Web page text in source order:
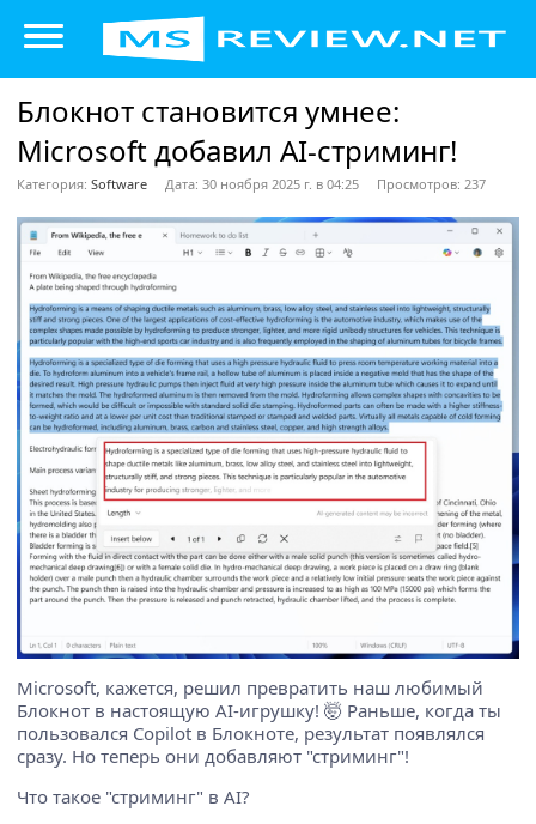
Блокнот становится умнее:
Microsoft добавил AI-стриминг!
Категория: Software Дата: 30 ноября 2025 г. в 04:25 Просмотров: 237
Microsoft, кажется, решил превратить наш любимый
Блокнот в настоящую AI-игрушку! 🤯 Раньше, когда ты
пользовался Copilot в Блокноте, результат появлялся
сразу. Но теперь они добавляют "стриминг"!
Что такое "стриминг" в AI?